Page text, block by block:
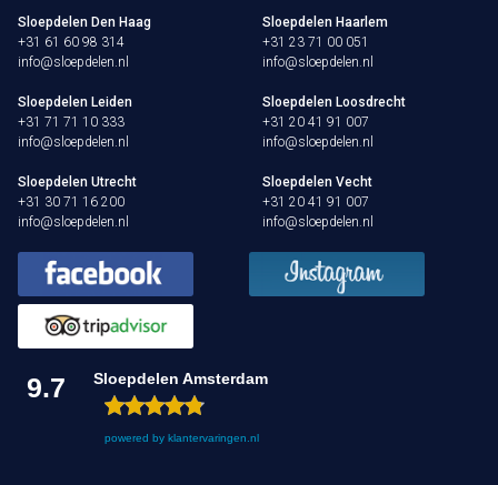
Sloepdelen Den Haag
+31 61 60 98 314
info@sloepdelen.nl
Sloepdelen Haarlem
+31 23 71 00 051
info@sloepdelen.nl
Sloepdelen Leiden
+31 71 71 10 333
info@sloepdelen.nl
Sloepdelen Loosdrecht
+31 20 41 91 007
info@sloepdelen.nl
Sloepdelen Utrecht
+31 30 71 16 200
info@sloepdelen.nl
Sloepdelen Vecht
+31 20 41 91 007
info@sloepdelen.nl
9.7 Sloepdelen Amsterdam
powered by klantervaringen.nl